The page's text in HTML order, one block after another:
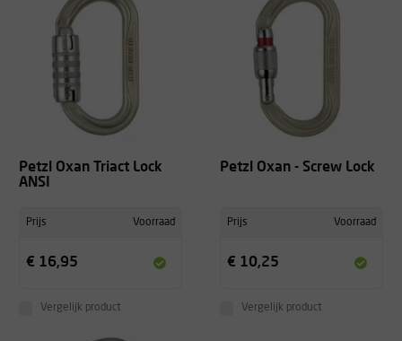
Petzl Oxan Triact Lock
ANSI
Prijs Voorraad
€ 16,95
Vergelijk product
Petzl Oxan - Screw Lock
Prijs Voorraad
€ 10,25
Vergelijk product